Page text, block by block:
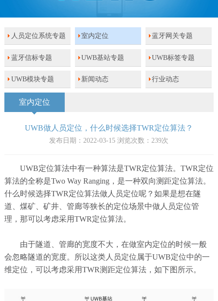
人员定位系统专题 室内定位 蓝牙网关专题
蓝牙信标专题 UWB基站专题 UWB标签专题
UWB模块专题 新闻动态 行业动态
室内定位
UWB做人员定位，什么时候选择TWR定位算法？
发布日期：2022-03-15 浏览次数：239次
UWB定位算法中有一种算法是TWR定位算法。TWR定位
算法的全称是Two Way Ranging，是一种双向测距定位算法。
什么时候选择TWR定位算法做人员定位呢？如果是想在隧
道、煤矿、矿井、管廊等狭长的定位场景中做人员定位管
理，那可以考虑采用TWR定位算法。
由于隧道、管廊的宽度不大，在做室内定位的时候一般
会忽略隧道的宽度。所以这类人员定位属于UWB定位中的一
维定位，可以考虑采用TWR测距定位算法，如下图所示。